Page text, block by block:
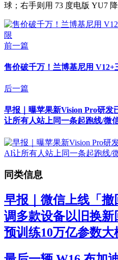
球；右手则用 73 度电版 YU7
前一篇
售价破千万！兰博基尼用
后一篇
早报｜曝苹果新Vision Pro研
让所有人站上同一条起跑线/微
同类信息
早报｜微信上线「
调多款设备以旧换
预训练10万亿参数大